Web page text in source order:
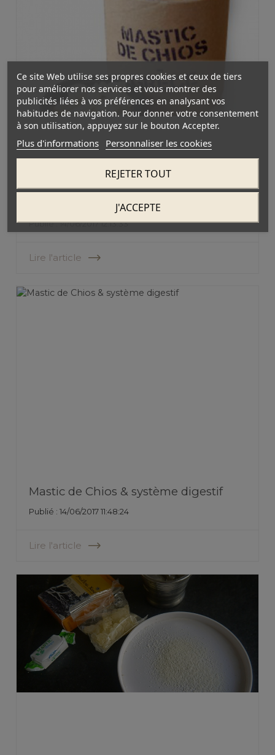
Mastic de Chios & son histoire
Publié : 14/06/2017 12:13:33
Lire l'article
Mastic de Chios & système digestif
Publié : 14/06/2017 11:48:24
Lire l'article
Ce site Web utilise ses propres cookies et ceux de tiers
pour améliorer nos services et vous montrer des
publicités liées à vos préférences en analysant vos
habitudes de navigation. Pour donner votre consentement
à son utilisation, appuyez sur le bouton Accepter.
Plus d'informations Personnaliser les cookies
REJETER TOUT
J'ACCEPTE